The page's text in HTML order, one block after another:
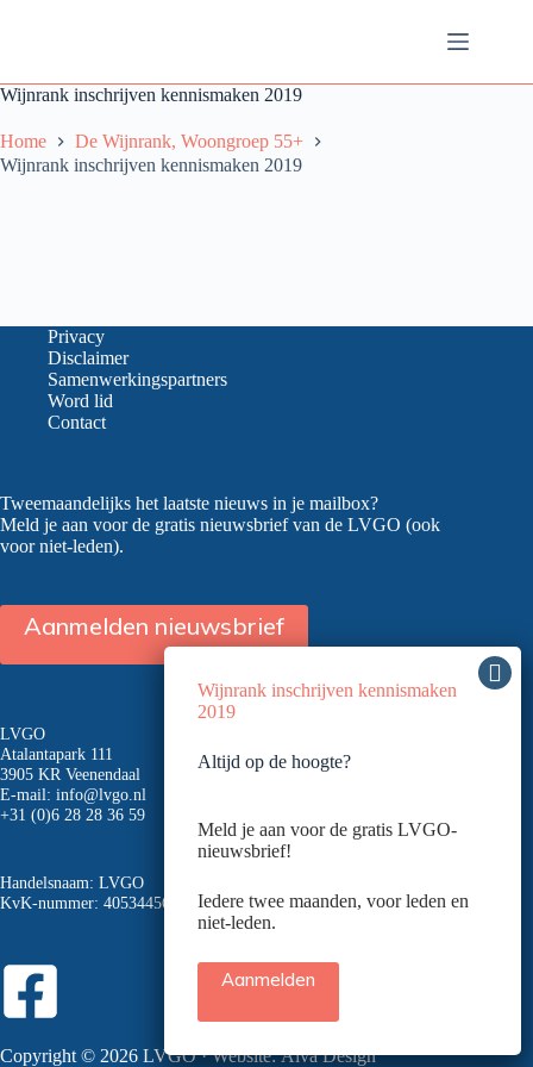
Wijnrank inschrijven kennismaken 2019
Home
De Wijnrank, Woongroep 55+
Wijnrank inschrijven kennismaken 2019
Privacy
Disclaimer
Samenwerkingspartners
Word lid
Contact
Tweemaandelijks het laatste nieuws in je mailbox?
Meld je aan voor de gratis nieuwsbrief van de LVGO (ook
voor niet-leden).
Aanmelden nieuwsbrief
LVGO
Atalantapark 111
3905 KR Veenendaal
E-mail: info@lvgo.nl
+31 (0)6 28 28 36 59
Handelsnaam: LVGO
KvK-nummer: 40534456
Copyright © 2026 LVGO · Website:Alva Design
Wijnrank inschrijven kennismaken
2019
Altijd op de hoogte?
Meld je aan voor de gratis LVGO-
nieuwsbrief!
Iedere twee maanden, voor leden en
niet-leden.
Aanmelden